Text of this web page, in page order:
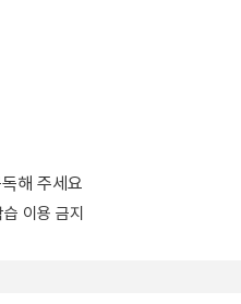
해 주세요
이용 금지